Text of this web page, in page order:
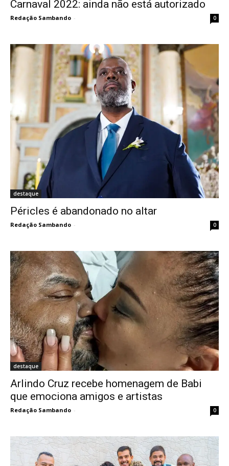
Carnaval 2022: ainda não está autorizado
Redação Sambando - 0
destaque
Péricles é abandonado no altar
Redação Sambando - 0
destaque
Arlindo Cruz recebe homenagem de Babi
que emociona amigos e artistas
Redação Sambando - 0